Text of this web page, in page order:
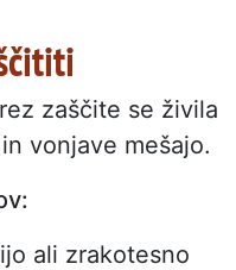
zaščite se živila
vonjave mešajo.
ali zrakotesno